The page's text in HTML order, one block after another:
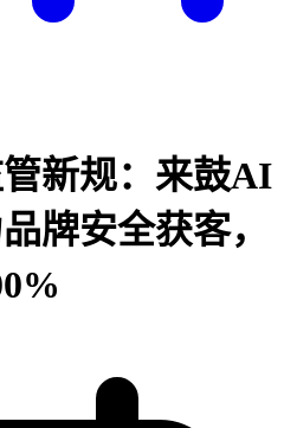
新规：来鼓AI
牌安全获客，